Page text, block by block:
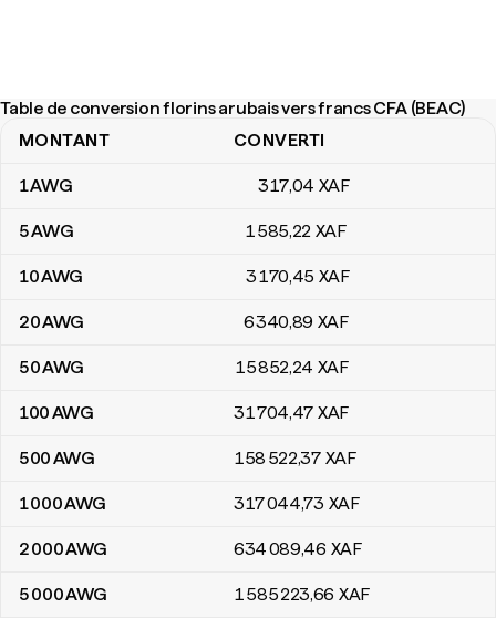
Table de conversion florins arubais vers francs CFA (BEAC)
Table de conversion florins arubais vers francs CFA (BEAC)
MONTANT CONVERTI
1AWG 317,04 XAF
5AWG 1 585,22 XAF
10AWG 3 170,45 XAF
20AWG 6 340,89 XAF
50AWG 15 852,24 XAF
100AWG 31 704,47 XAF
500AWG 158 522,37 XAF
1 000AWG 317 044,73 XAF
2 000AWG 634 089,46 XAF
5 000AWG 1 585 223,66 XAF